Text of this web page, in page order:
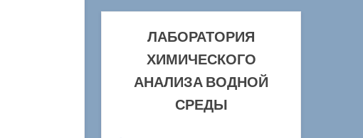
ЛАБОРАТОРИЯ
ХИМИЧЕСКОГО
АНАЛИЗА ВОДНОЙ
СРЕДЫ